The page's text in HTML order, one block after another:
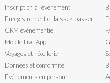
Inscription à l’évènement
Enregistrement et laissez-passer
CRM événementiel
Mobile Live App
Voyages et hôtellerie
Données et conformité
Événements en personne